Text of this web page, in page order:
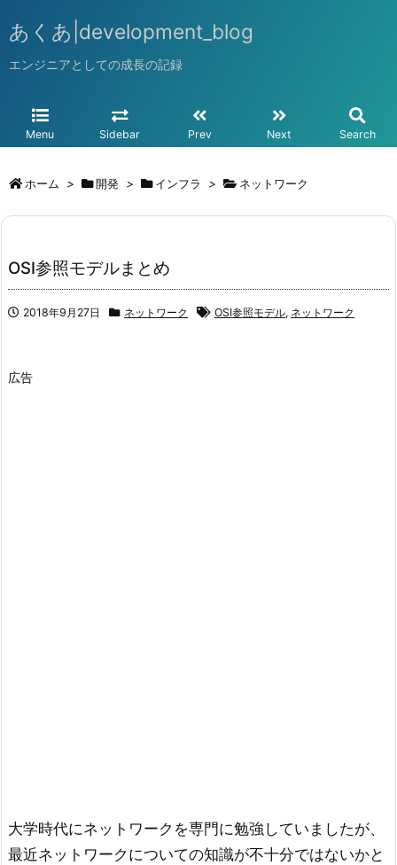
あくあ|development_blog
エンジニアとしての成長の記録
Menu Sidebar Prev Next Search
ホーム > 開発 > インフラ > ネットワーク
OSI参照モデルまとめ
2018年9月27日 ネットワーク OSI参照モデル, ネットワーク
広告
大学時代にネットワークを専門に勉強していましたが、
最近ネットワークについての知識が不十分ではないかと